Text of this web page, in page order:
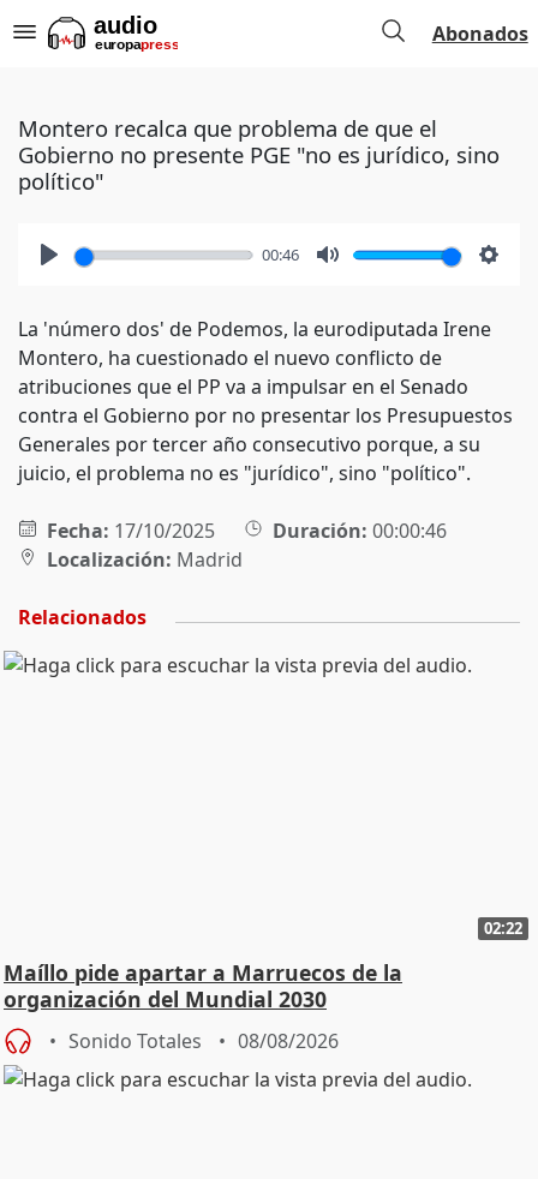
Abonados
Montero recalca que problema de que el
Gobierno no presente PGE "no es jurídico, sino
político"
00:46
La 'número dos' de Podemos, la eurodiputada Irene
Montero, ha cuestionado el nuevo conflicto de
atribuciones que el PP va a impulsar en el Senado
contra el Gobierno por no presentar los Presupuestos
Generales por tercer año consecutivo porque, a su
juicio, el problema no es "jurídico", sino "político".
Fecha: 17/10/2025 Duración: 00:00:46
Localización: Madrid
Relacionados
02:22
Maíllo pide apartar a Marruecos de la
organización del Mundial 2030
Sonido Totales 08/08/2026